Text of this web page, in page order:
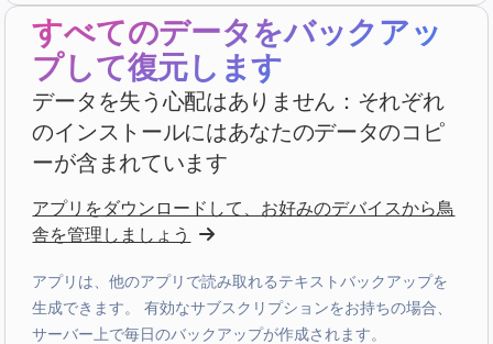
bruno peri ·Italia
star starstarstarstar v4.3.21
“ancora qualche piccola integrazione ma andiamo
già molto bene”
4 週間前
Hans van de wetering · Nederland
starstarstar star star_border
complex door uitbreiding mogelijkheden.”
先月
すべてのデータをバックアッ
プして復元します
データを失う心配はありません：それぞれ
のインストールにはあなたのデータのコピ
ーが含まれています
アプリをダウンロードして、お好みのデバイスから鳥
舎を管理しましょう
アプリは、他のアプリで読み取れるテキストバックアップを
生成できます。 有効なサブスクリプションをお持ちの場合、
サーバー上で毎日のバックアップが作成されます。